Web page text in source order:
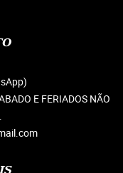
E FERIADOS NÃO